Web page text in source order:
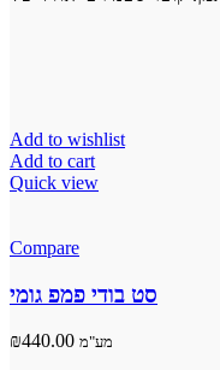
Add to wishlist
Add to cart
Quick view
Compare
סט בודי פמפ גומי
₪440.00 מע"מ